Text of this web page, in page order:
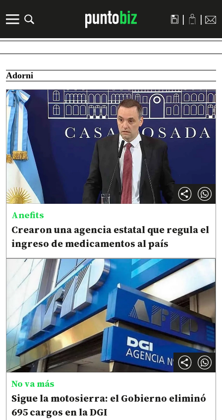
| |
Adorni
Anefits
Crearon una agencia estatal que regula el
ingreso de medicamentos al país
No va más
Sigue la motosierra: el Gobierno eliminó
695 cargos en la DGI